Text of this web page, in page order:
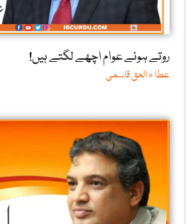
روتے ہوئے عوام اچھے لگتے ہیں!
عطا ء الحق قاسمی